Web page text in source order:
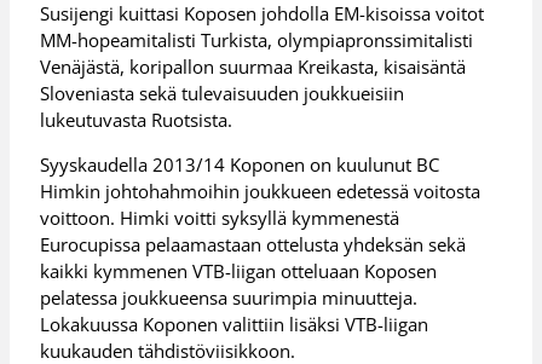
Susijengi kuittasi Koposen johdolla EM-kisoissa voitot
MM-hopeamitalisti Turkista, olympiapronssimitalisti
Venäjästä, koripallon suurmaa Kreikasta, kisaisäntä
Sloveniasta sekä tulevaisuuden joukkueisiin
lukeutuvasta Ruotsista.
Syyskaudella 2013/14 Koponen on kuulunut BC
Himkin johtohahmoihin joukkueen edetessä voitosta
voittoon. Himki voitti syksyllä kymmenestä
Eurocupissa pelaamastaan ottelusta yhdeksän sekä
kaikki kymmenen VTB-liigan otteluaan Koposen
pelatessa joukkueensa suurimpia minuutteja.
Lokakuussa Koponen valittiin lisäksi VTB-liigan
kuukauden tähdistöviisikkoon.